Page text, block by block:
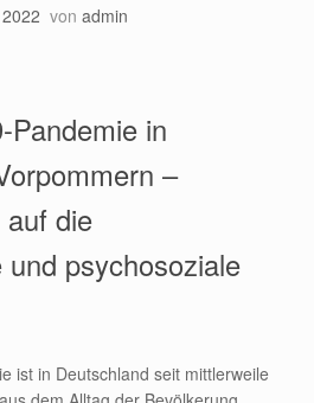
von admin
Pandemie in
–
die
psychosoziale
ist in Deutschland seit mittlerweile